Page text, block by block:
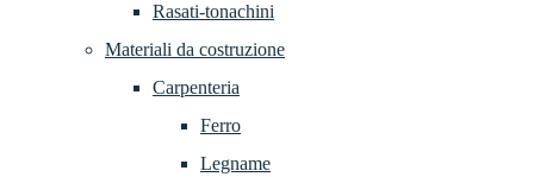
Rasati-tonachini
Materiali da costruzione
Carpenteria
Ferro
Legname